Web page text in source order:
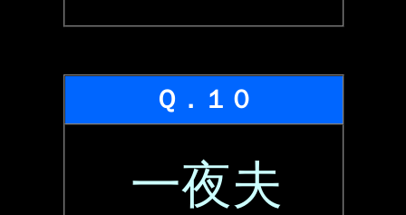
Ｑ．１０
一夜夫